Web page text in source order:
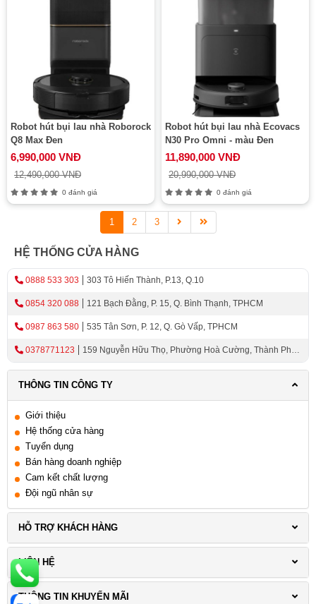
Robot hút bụi lau nhà Roborock
Q8 Max Đen
6,990,000 VNĐ
12,490,000 VNĐ
0 đánh giá
Robot hút bụi lau nhà Ecovacs
N30 Pro Omni - màu Đen
11,890,000 VNĐ
20,990,000 VNĐ
0 đánh giá
1 2 3
HỆ THỐNG CỬA HÀNG
0888 533 303 303 Tô Hiến Thành, P.13, Q.10
0854 320 088 121 Bạch Đằng, P. 15, Q. Bình Thạnh, TPHCM
0987 863 580 535 Tân Sơn, P. 12, Q. Gò Vấp, TPHCM
0378771123
159 Nguyễn Hữu Thọ, Phường Hoà Cường, Thành Phố
THÔNG TIN CÔNG TY
Giới thiệu
Hệ thống cửa hàng
Tuyển dụng
Bán hàng doanh nghiệp
Cam kết chất lượng
Đội ngũ nhân sự
HỖ TRỢ KHÁCH HÀNG
LIÊN HỆ
THÔNG TIN KHUYẾN MÃI